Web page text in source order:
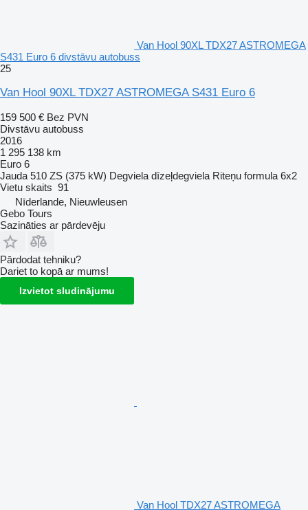
Van Hool 90XL TDX27 ASTROMEGA
S431 Euro 6 divstāvu autobuss
25
Van Hool 90XL TDX27 ASTROMEGA S431 Euro 6
159 500 € Bez PVN
Divstāvu autobuss
2016
1 295 138 km
Euro 6
Jauda 510 ZS (375 kW) Degviela dīzeļdegviela Riteņu formula 6x2
Vietu skaits 91
Nīderlande, Nieuwleusen
Gebo Tours
Sazināties ar pārdevēju
Pārdodat tehniku?
Dariet to kopā ar mums!
Izvietot sludinājumu
Van Hool TDX27 ASTROMEGA